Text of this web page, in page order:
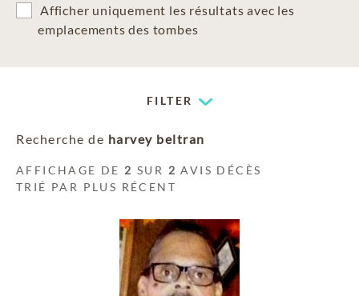
Afficher uniquement les résultats avec les
emplacements des tombes
FILTER
Recherche de harvey beltran
AFFICHAGE DE 2 SUR 2 AVIS DÉCÈS
TRIÉ PAR PLUS RÉCENT